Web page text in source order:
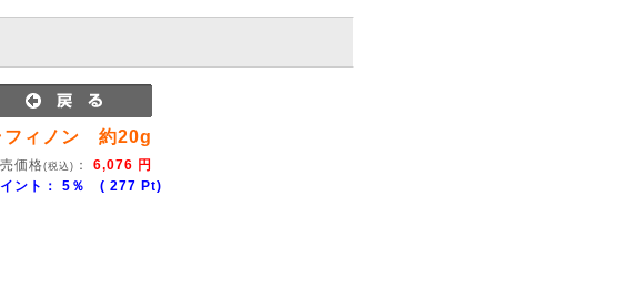
フィノン 約20g
価格(税込) ： 6,076 円
イント： 5％ ( 277 Pt)